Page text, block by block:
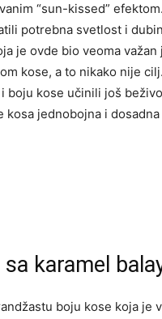
“sun-kissed”
potrebna svetlost i
je ovde bio veoma
kose, a to nikako nije
boju kose učinili još
kosa jednobojna i
karamel
boju kose koja je